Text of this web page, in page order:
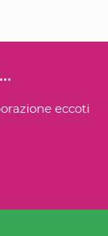
eccoti